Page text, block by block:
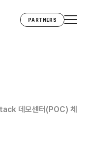
PARTNERS
데모센터(POC) 체험